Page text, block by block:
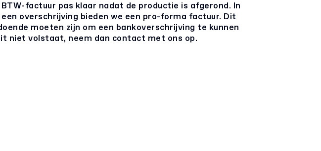
factuur pas klaar nadat de productie is afgerond. In
overschrijving bieden we een pro-forma factuur. Dit
moeten zijn om een bankoverschrijving te kunnen
niet volstaat, neem dan contact met ons op.